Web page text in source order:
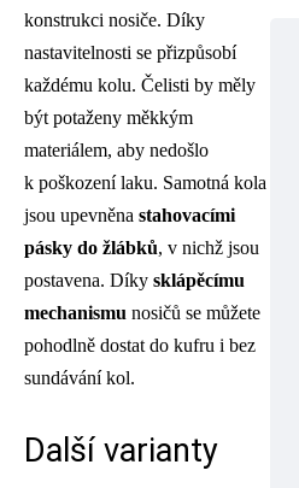
konstrukci nosiče. Díky
nastavitelnosti se přizpůsobí
každému kolu. Čelisti by měly
být potaženy měkkým
materiálem, aby nedošlo
k poškození laku. Samotná kola
jsou upevněna stahovacími
pásky do žlábků, v nichž jsou
postavena. Díky sklápěcímu
mechanismu nosičů se můžete
pohodlně dostat do kufru i bez
sundávání kol.
Další varianty